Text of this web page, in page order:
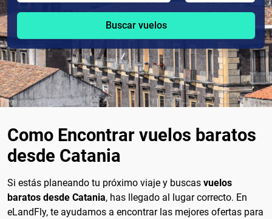
Buscar vuelos
Como Encontrar vuelos baratos
desde Catania
Si estás planeando tu próximo viaje y buscas vuelos
baratos desde Catania, has llegado al lugar correcto. En
eLandFly, te ayudamos a encontrar las mejores ofertas para